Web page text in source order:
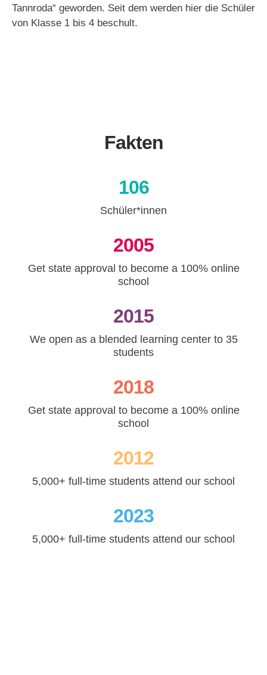
Tannroda“ geworden. Seit dem werden hier die Schüler
von Klasse 1 bis 4 beschult.
Fakten
106
Schüler*innen
2005
Get state approval to become a 100% online
school
2015
We open as a blended learning center to 35
students
2018
Get state approval to become a 100% online
school
2012
5,000+ full-time students attend our school
2023
5,000+ full-time students attend our school